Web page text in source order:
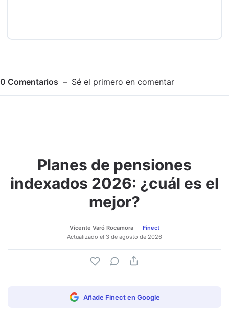
0 Comentarios Sé el primero en comentar
Adjuntar imagen Comentar
Planes de pensiones
indexados 2026: ¿cuál es el
mejor?
Vicente Varó Rocamora
Finect
Actualizado el 3 de agosto de 2026
Añade Finect en Google